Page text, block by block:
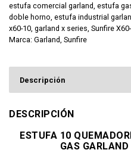
estufa comercial garland, estufa
doble horno, estufa industrial
x60-10, garland x series, Sunfire
Marca: Garland, Sunfire
Descripción
DESCRIPCIÓN
ESTUFA 10
GAS